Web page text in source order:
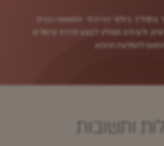
בתהליך ביולוגי הדרגתי: התוצאה נבנית
ולעיתים מומלץ לבצע סדרת טיפולים
להמלצת הרופא.
ותשובות